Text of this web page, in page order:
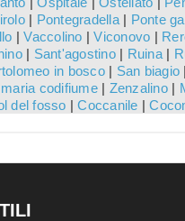
| Pontegradella| Ponte
|Vaccolino |Viconovo |
| Sant'agostino| Ruina|
in bosco| San biagio |
codifiume| Zenzalino|
del fosso |Coccanile |